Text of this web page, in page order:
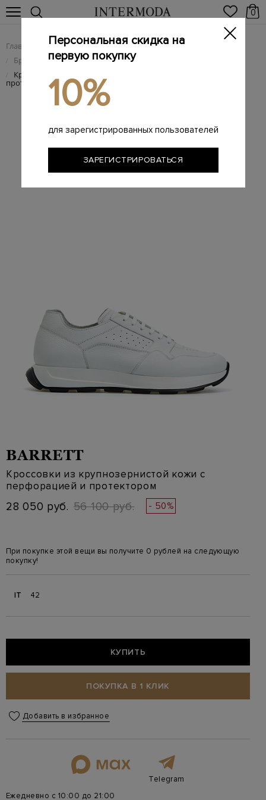
0
Главная Мужчинам / Брендовая мужская обувь
/ Брендовые мужские кроссовки
/ Кроссовки из крупнозернистой кожи с перфорацией и
протектором
BARRETT
Кроссовки из крупнозернистой кожи с
перфорацией и протектором
28 050 руб. 56 100 руб. - 50%
При покупке этой вещи вы получите 0 рублей на следующую
покупку!
IT 42
КУПИТЬ
ПОКУПКА В 1 КЛИК
Добавить в избранное
Telegram
Ежедневно с 10:00 до 21:00
Персональная скидка на
первую покупку
10%
для зарегистрированных пользователей
ЗАРЕГИСТРИРОВАТЬСЯ